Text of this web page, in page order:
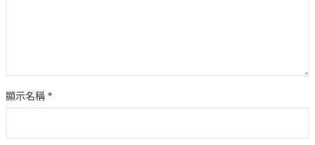
顯示名稱 *